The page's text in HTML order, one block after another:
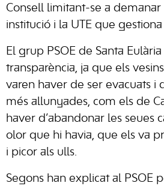
Consell limitant-se a
institució i la UTE que gestiona
El grup PSOE de Santa
transparència, ja que els
varen haver de ser evacuats i
més allunyades, com els de
haver d’abandonar les seues
olor que hi havia, que els va
i picor als ulls.
Segons han explicat al PSOE